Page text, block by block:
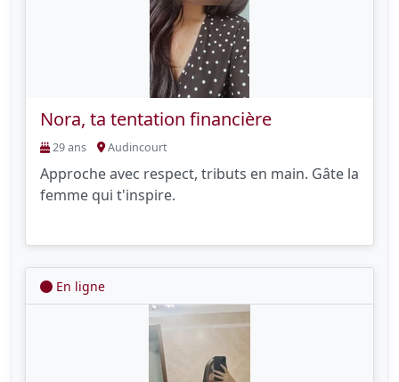
Nora, ta tentation financière
29 ans Audincourt
Approche avec respect, tributs en main. Gâte la
femme qui t'inspire.
En ligne